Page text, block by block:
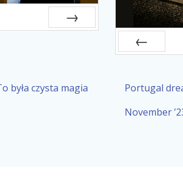
była czysta magia
Portugal
November